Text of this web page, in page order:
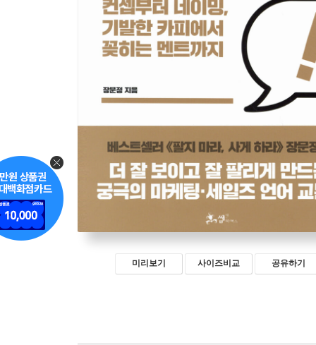
미리보기 사이즈비교 공유하기